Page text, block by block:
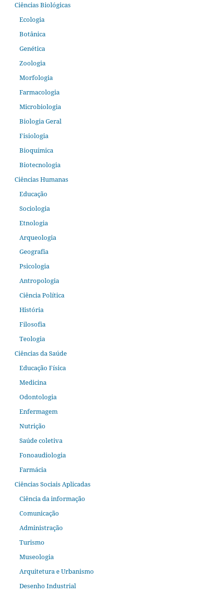
Ciências Biológicas
Ecologia
Botânica
Genética
Zoologia
Morfologia
Farmacologia
Microbiologia
Biologia Geral
Fisiologia
Bioquímica
Biotecnologia
Ciências Humanas
Educação
Sociologia
Etnologia
Arqueologia
Geografia
Psicologia
Antropologia
Ciência Política
História
Filosofia
Teologia
Ciências da Saúde
Educação Física
Medicina
Odontologia
Enfermagem
Nutrição
Saúde coletiva
Fonoaudiologia
Farmácia
Ciências Sociais Aplicadas
Ciência da informação
Comunicação
Administração
Turismo
Museologia
Arquitetura e Urbanismo
Desenho Industrial